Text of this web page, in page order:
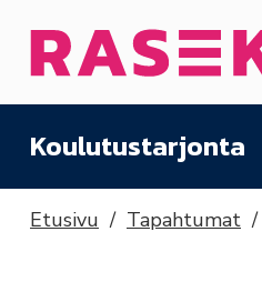
Etusivu
Koulutustarjonta
Etusivu Tapahtumat